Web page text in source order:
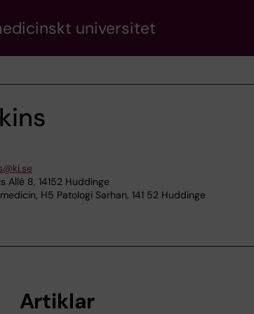
universitet
Allé 8, 14152 Huddinge
H5 Patologi Sarhan, 141 52 Huddinge
Artiklar